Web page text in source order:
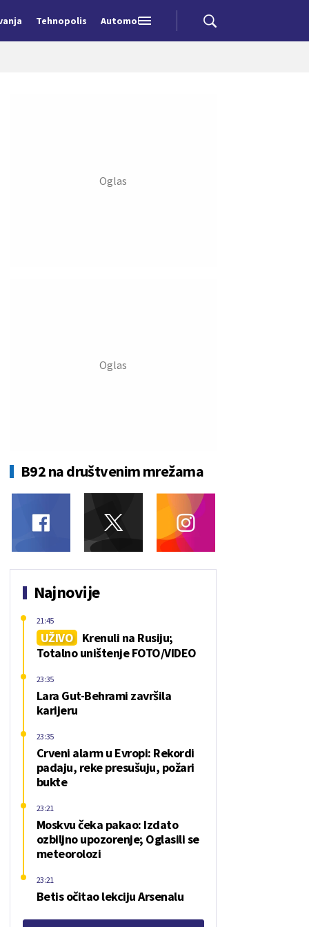
Tehnopolis Automobili
B92 na društvenim mrežama
Najnovije
UŽIVO
Krenuli na Rusiju;
Totalno uništenje FOTO/VIDEO
21:45
Lara Gut-Behrami završila
karijeru
23:35
Crveni alarm u Evropi: Rekordi
padaju, reke presušuju, požari
bukte
23:35
Moskvu čeka pakao: Izdato
ozbiljno upozorenje; Oglasili se
meteorolozi
23:21
Betis očitao lekciju Arsenalu
23:21